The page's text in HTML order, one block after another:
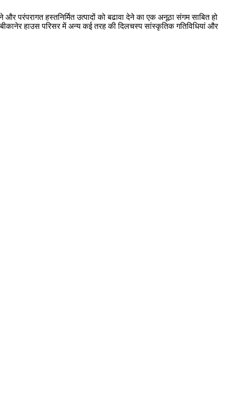
हस्तनिर्मित उत्पादों को बढावा देने का एक अनूठा संगम साबित हो
हाउस परिसर में अन्य कई तरह की दिलचस्प सांस्कृतिक गतिविधियां और